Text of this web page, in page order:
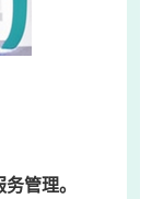
管理。